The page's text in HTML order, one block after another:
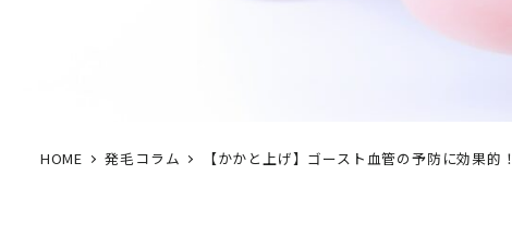
HOME 発毛コラム 【かかと上げ】ゴースト血管の予防に効果的！